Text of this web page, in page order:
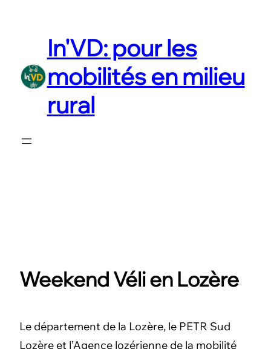
In'VD: pour les
mobilités en milieu
rural
Weekend Véli en Lozère
Le département de la Lozère, le PETR Sud
Lozère et l’Agence lozérienne de la mobilité